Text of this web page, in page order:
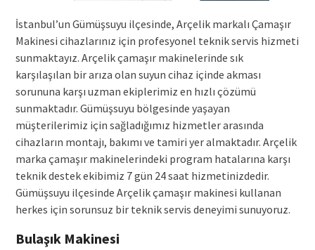
İstanbul’un Gümüşsuyu ilçesinde, Arçelik markalı Çamaşır
Makinesi cihazlarınız için profesyonel teknik servis hizmeti
sunmaktayız. Arçelik çamaşır makinelerinde sık
karşılaşılan bir arıza olan suyun cihaz içinde akması
sorununa karşı uzman ekiplerimiz en hızlı çözümü
sunmaktadır. Gümüşsuyu bölgesinde yaşayan
müşterilerimiz için sağladığımız hizmetler arasında
cihazların montajı, bakımı ve tamiri yer almaktadır. Arçelik
marka çamaşır makinelerindeki program hatalarına karşı
teknik destek ekibimiz 7 gün 24 saat hizmetinizdedir.
Gümüşsuyu ilçesinde Arçelik çamaşır makinesi kullanan
herkes için sorunsuz bir teknik servis deneyimi sunuyoruz.
Bulaşık Makinesi